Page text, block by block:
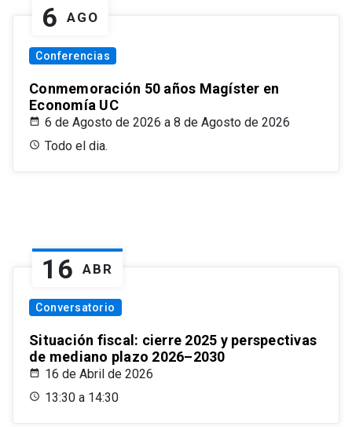
6 AGO
Conferencias
Conmemoración 50 años Magíster en
Economía UC
6 de Agosto de 2026 a 8 de Agosto de 2026
Todo el dia.
16 ABR
Conversatorio
Situación fiscal: cierre 2025 y perspectivas
de mediano plazo 2026–2030
16 de Abril de 2026
13:30 a 14:30